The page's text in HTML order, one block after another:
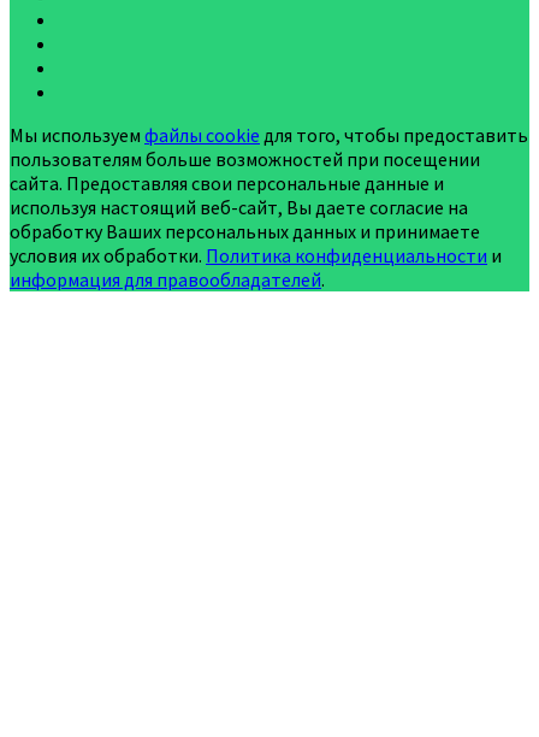
Мы используем файлы cookie для того, чтобы предоставить
пользователям больше возможностей при посещении
сайта. Предоставляя свои персональные данные и
используя настоящий веб-сайт, Вы даете согласие на
обработку Ваших персональных данных и принимаете
условия их обработки. Политика конфиденциальности и
информация для правообладателей.